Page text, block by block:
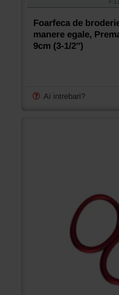
Foarfeca de
manere egale,
9cm (3-1/2″)
Ai intrebari?